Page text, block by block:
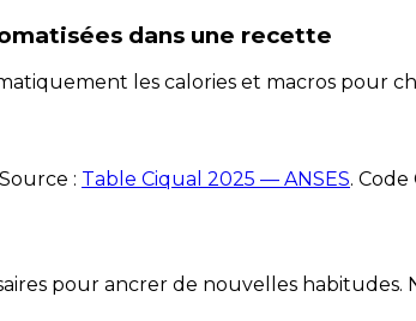
dans une recette
les calories et macros pour
: Table Ciqual 2025 — ANSES. Code
pour ancrer de nouvelles